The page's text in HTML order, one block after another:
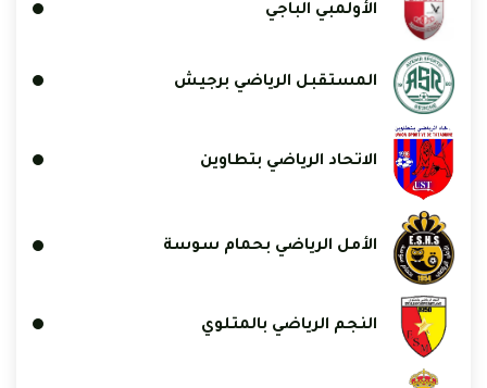
الأولمبي الباجي
المستقبل الرياضي برجيش
الاتحاد الرياضي بتطاوين
الأمل الرياضي بحمام سوسة
النجم الرياضي بالمتلوي